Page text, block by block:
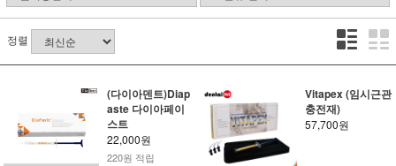
정렬
(다이아덴트)Diap
aste 다이아페이
스트
22,000원
220원 적립
Vitapex (임시근관
충전재)
57,700원